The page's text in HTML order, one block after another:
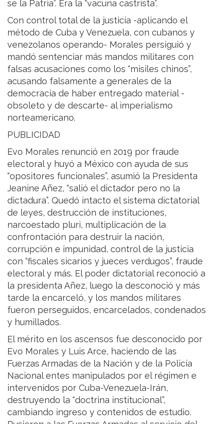
se la Patria”. Era la “vacuna castrista”.
Con control total de la justicia -aplicando el
método de Cuba y Venezuela, con cubanos y
venezolanos operando- Morales persiguió y
mandó sentenciar más mandos militares con
falsas acusaciones como los “misiles chinos”,
acusando falsamente a generales de la
democracia de haber entregado material -
obsoleto y de descarte- al imperialismo
norteamericano.
PUBLICIDAD
Evo Morales renunció en 2019 por fraude
electoral y huyó a México con ayuda de sus
“opositores funcionales”, asumió la Presidenta
Jeanine Añez, “salió el dictador pero no la
dictadura”. Quedó intacto el sistema dictatorial
de leyes, destrucción de instituciones,
narcoestado pluri, multiplicación de la
confrontación para destruir la nación,
corrupción e impunidad, control de la justicia
con “fiscales sicarios y jueces verdugos”, fraude
electoral y más. El poder dictatorial reconoció a
la presidenta Añez, luego la desconoció y más
tarde la encarceló, y los mandos militares
fueron perseguidos, encarcelados, condenados
y humillados.
El mérito en los ascensos fue desconocido por
Evo Morales y Luis Arce, haciendo de las
Fuerzas Armadas de la Nación y de la Policía
Nacional entes manipulados por el régimen e
intervenidos por Cuba-Venezuela-Irán,
destruyendo la “doctrina institucional”,
cambiando ingreso y contenidos de estudio.